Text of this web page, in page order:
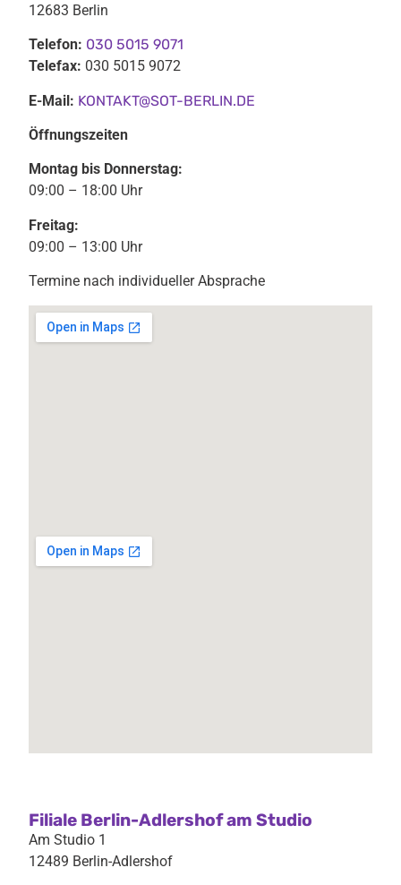
12683 Berlin
Telefon: 030 5015 9071
Telefax: 030 5015 9072
E-Mail: KONTAKT@SOT-BERLIN.DE
Öffnungszeiten
Montag bis Donnerstag:
09:00 – 18:00 Uhr
Freitag:
09:00 – 13:00 Uhr
Termine nach individueller Absprache
Filiale Berlin-Adlershof am Studio
Am Studio 1
12489 Berlin-Adlershof